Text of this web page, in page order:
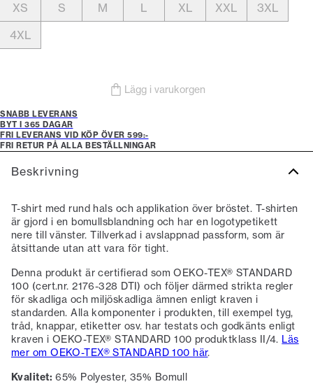
XS S M L XL XXL
3XL
4XL
Lägg i varukorgen
SNABB LEVERANS
BYT I 365 DAGAR
FRI LEVERANS VID KÖP ÖVER 599:-
FRI RETUR PÅ ALLA BESTÄLLNINGAR
Beskrivning
T-shirt med rund hals och applikation över bröstet. T-shirten
är gjord i en bomullsblandning och har en logotypetikett
nere till vänster. Tillverkad i avslappnad passform, som är
åtsittande utan att vara för tight.
Denna produkt är certifierad som OEKO-TEX® STANDARD
100 (cert.nr. 2176-328 DTI) och följer därmed strikta regler
för skadliga och miljöskadliga ämnen enligt kraven i
standarden. Alla komponenter i produkten, till exempel tyg,
tråd, knappar, etiketter osv. har testats och godkänts enligt
kraven i OEKO-TEX® STANDARD 100 produktklass II/4. Läs
mer om OEKO-TEX® STANDARD 100 här.
Kvalitet: 65% Polyester, 35% Bomull